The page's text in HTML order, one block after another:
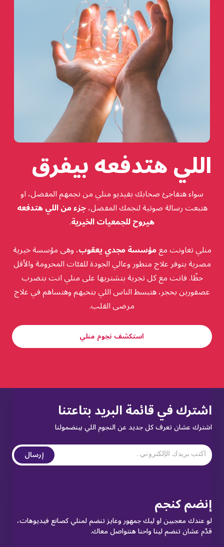
اللي هتدفعه بيفرق
سواء هتفاجئ صحابك بفيديو منلي من نجمهم المفضل، او
هتبعت رسالة صوتية لنجمك المفضل،جزء من اللي هتدفعه
هيروح للجمعيات الخيرية.
منلي تعاونت معمؤسسة مجدي يعقوب، وهى مؤسسة خيرية
مصرية بتوفر علاج متطور وعالي الجودة للفئات المحرومة والأقل
حظًا. فانت مع كل تجربة بتشتريها على منلي انت بتضرب
عصفورين بحجر، هتبسط الناس اللي بتحبهم وهتساهم في علاج
مرضى القلب.
استكشف نجوم منلي
اشترك في قائمة البريد بتاعتنا
اشترك عشان تعرف كل جديد عن النجوم اللي بينضمولنا
إرسال
إنضم كنجم
لو عندك معجبين او ليك جمهور وعايز تنضم لمنلي كصانع فيديوهات،
قدّم عشان تنضم لينا واحنا هنتواصل معاك.